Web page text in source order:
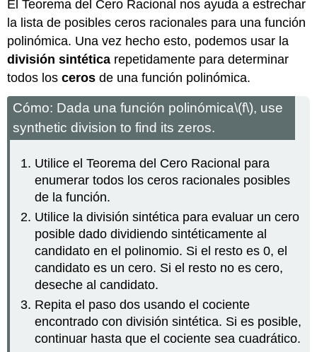
El Teorema del Cero Racional nos ayuda a estrechar
la lista de posibles ceros racionales para una función
polinómica. Una vez hecho esto, podemos usar la
división sintética repetidamente para determinar
todos losceros de una función polinómica.
Cómo: Dada una función polinómica\(f\), use
synthetic division to find its zeros.
Utilice el Teorema del Cero Racional para
enumerar todos los ceros racionales posibles
de la función.
Utilice la división sintética para evaluar un cero
posible dado dividiendo sintéticamente al
candidato en el polinomio. Si el resto es 0, el
candidato es un cero. Si el resto no es cero,
deseche al candidato.
Repita el paso dos usando el cociente
encontrado con división sintética. Si es posible,
continuar hasta que el cociente sea cuadrático.